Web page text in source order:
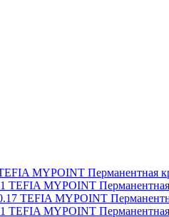
MYPOINT Перманентная
TEFIA MYPOINT
TEFIA MYPOINT
TEFIA MYPOINT